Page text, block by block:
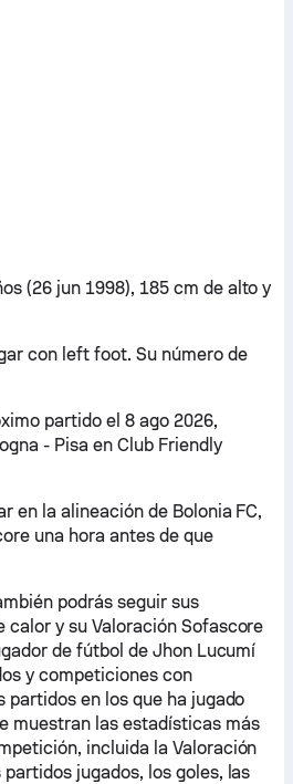
(26 jun 1998), 185 cm de alto y
con left foot. Su número de
partido el 8 ago 2026,
- Pisa en Club Friendly
en la alineación de Bolonia FC,
una hora antes de que
podrás seguir sus
calor y su Valoración Sofascore
de fútbol de Jhon Lucumí
y competiciones con
en los que ha jugado
muestran las estadísticas más
incluida la Valoración
jugados, los goles, las